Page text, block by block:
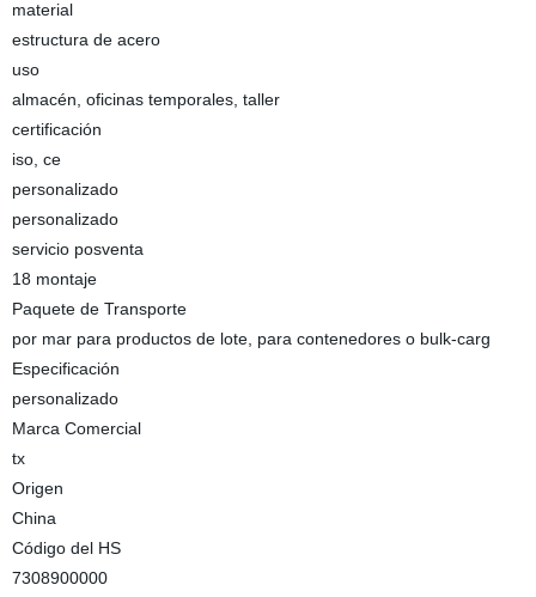
material
estructura de acero
uso
almacén, oficinas temporales, taller
certificación
iso, ce
personalizado
personalizado
servicio posventa
18 montaje
Paquete de Transporte
por mar para productos de lote, para contenedores o bulk-carg
Especificación
personalizado
Marca Comercial
tx
Origen
China
Código del HS
7308900000